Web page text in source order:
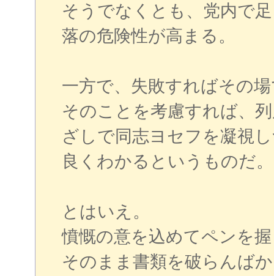
そうでなくとも、党内で
落の危険性が高まる。
一方で、失敗すればその
そのことを考慮すれば、
ざしで同志ヨセフを凝視
良くわかるというものだ。
とはいえ。
憤慨の意を込めてペンを
そのまま書類を破らんば